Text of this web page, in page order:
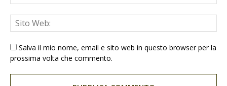
Salva il mio nome, email e sito web in questo browser per la
prossima volta che commento.